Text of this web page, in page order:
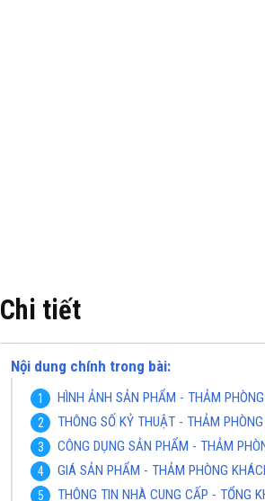
Chi tiết
Nội dung chính trong bài:
HÌNH ẢNH SẢN PHẨM - THẢM
THÔNG SỐ KỶ THUẬT - THẢM
CÔNG DỤNG SẢN PHẨM - THẢM
GIÁ SẢN PHẨM - THẢM PHÒNG
THÔNG TIN NHÀ CUNG CẤP - TỔNG